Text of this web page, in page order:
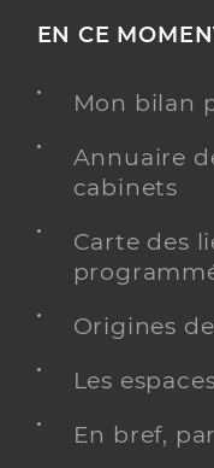
EN CE
Mon bilan
Annuaire
cabinets
Carte des
Origines
Les
En bref,